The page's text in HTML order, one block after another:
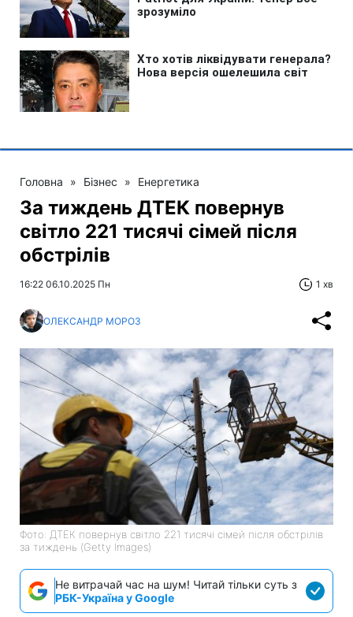
Головна » Бізнес » Енергетика
За тиждень ДТЕК повернув
світло 221 тисячі сімей після
обстрілів
16:22 06.10.2025 Пн 1 хв
ОЛЕКСАНДР МОРОЗ
Фото: ДТЕК повернув світло 221 тисячі сімей після обстрілів
за тиждень (Getty Images)
Не витрачай час на шум! Читай тільки суть з
РБК-Україна у Google